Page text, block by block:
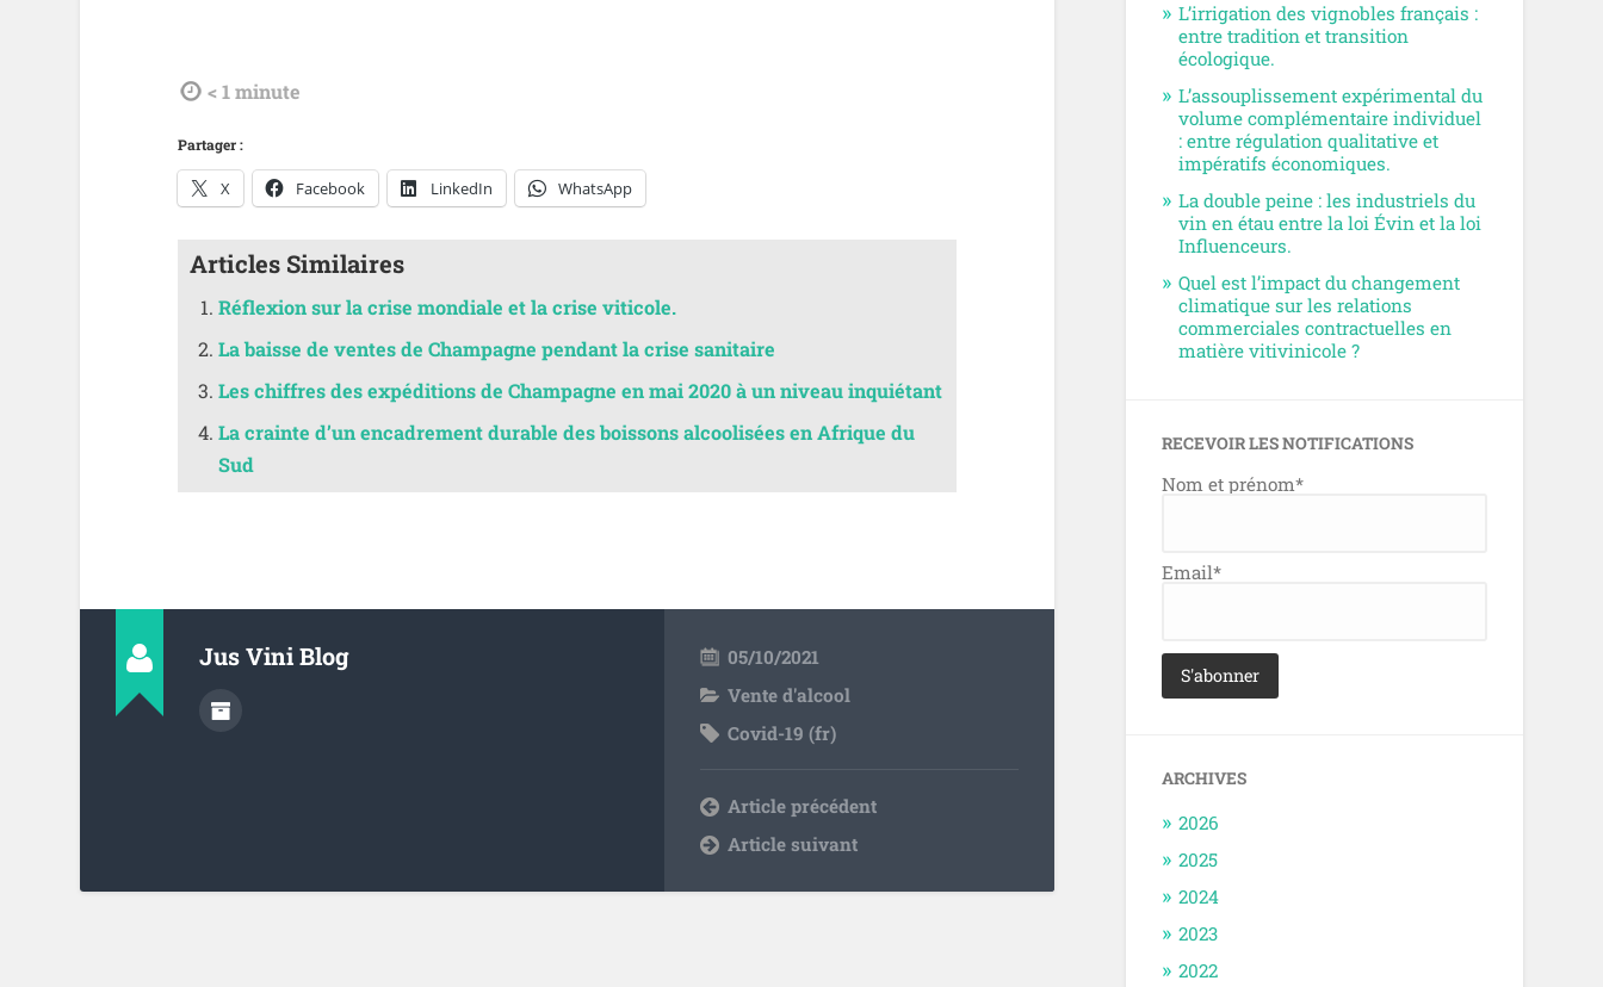
tdl < 1minute
Partager :
X Facebook LinkedIn WhatsApp
Articles Similaires
Réflexion sur la crise mondiale et la crise viticole.
La baisse de ventes de Champagne pendant la crise sanitaire
Les chiffres des expéditions de Champagne en mai 2020 à un niveau inquiétant
La crainte d’un encadrement durable des boissons alcoolisées en Afrique du
Sud
Jus Vini Blog
05/10/2021
Vente d'alcool
Covid-19 (fr)
Article précédent
Article suivant
L’irrigation des vignobles français :
entre tradition et transition
écologique.
L’assouplissement expérimental du
volume complémentaire individuel
: entre régulation qualitative et
impératifs économiques.
La double peine : les industriels du
vin en étau entre la loi Évin et la loi
Influenceurs.
Quel est l’impact du changement
climatique sur les relations
commerciales contractuelles en
matière vitivinicole ?
RECEVOIR LES NOTIFICATIONS
Nom et prénom*
Email*
ARCHIVES
2026
2025
2024
2023
2022